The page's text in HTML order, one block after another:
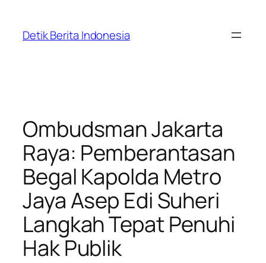
content
Detik Berita Indonesia
Ombudsman Jakarta
Raya: Pemberantasan
Begal Kapolda Metro
Jaya Asep Edi Suheri
Langkah Tepat Penuhi
Hak Publik